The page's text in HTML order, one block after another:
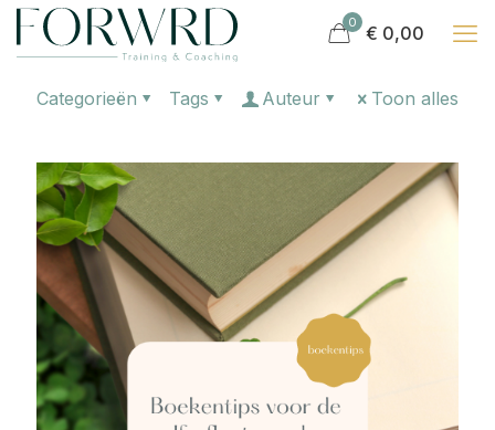
0 € 0,00
Categorieën Tags Auteur Toon alles